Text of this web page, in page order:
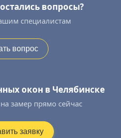
вопросы?
специалистам
вопрос
окон в Челябинске
замер прямо сейчас
заявку